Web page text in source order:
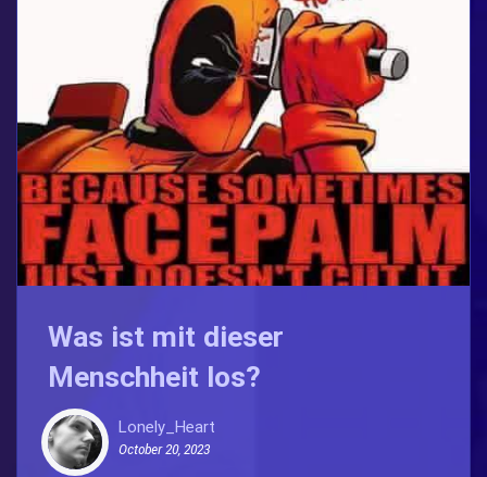
Was ist mit dieser
Menschheit los?
Lonely_Heart
October 20, 2023